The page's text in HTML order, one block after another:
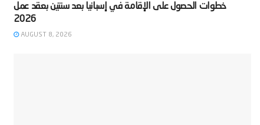
‫خطوات الحصول على الإقامة في إسبانيا بعد سنتين بعقد عمل
AUGUST 8, 2026